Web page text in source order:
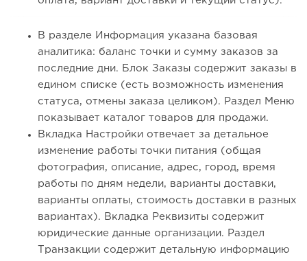
В разделе Информация указана базовая
аналитика: баланс точки и сумму заказов за
последние дни. Блок Заказы содержит заказы в
едином списке (есть возможность изменения
статуса, отмены заказа целиком). Раздел Меню
показывает каталог товаров для продажи.
Вкладка Настройки отвечает за детальное
изменение работы точки питания (общая
фотография, описание, адрес, город, время
работы по дням недели, варианты доставки,
варианты оплаты, стоимость доставки в разных
вариантах). Вкладка Реквизиты содержит
юридические данные организации. Раздел
Транзакции содержит детальную информацию